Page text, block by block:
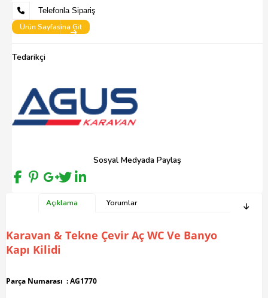
Telefonla Sipariş
Ürün Sayfasina Git
Tedarikçi
Sosyal Medyada Paylaş
Açıklama Yorumlar
Karavan & Tekne Çevir Aç WC Ve Banyo
Kapı Kilidi
Parça Numarası : AG1770